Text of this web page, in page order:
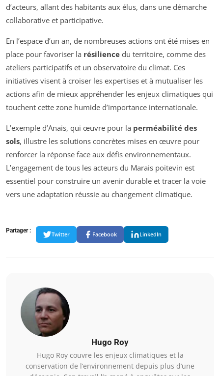
d’acteurs, allant des habitants aux élus, dans une démarche
collaborative et participative.
En l’espace d’un an, de nombreuses actions ont été mises en
place pour favoriser la résilience du territoire, comme des
ateliers participatifs et un observatoire du climat. Ces
initiatives visent à croiser les expertises et à mutualiser les
actions afin de mieux appréhender les enjeux climatiques qui
touchent cette zone humide d’importance internationale.
L’exemple d’Anais, qui œuvre pour la perméabilité des
sols, illustre les solutions concrètes mises en œuvre pour
renforcer la réponse face aux défis environnementaux.
L’engagement de tous les acteurs du Marais poitevin est
essentiel pour construire un avenir durable et tracer la voie
vers une adaptation réussie au changement climatique.
Partager :
Twitter Facebook LinkedIn
Hugo Roy
Hugo Roy couvre les enjeux climatiques et la
conservation de l’environnement depuis plus d’une